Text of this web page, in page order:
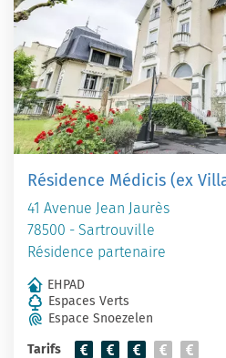
Résidence Médicis (ex
41 Avenue Jean Jaurès
78500 - Sartrouville
Résidence partenaire
EHPAD
Espaces Verts
Espace Snoezelen
Tarifs